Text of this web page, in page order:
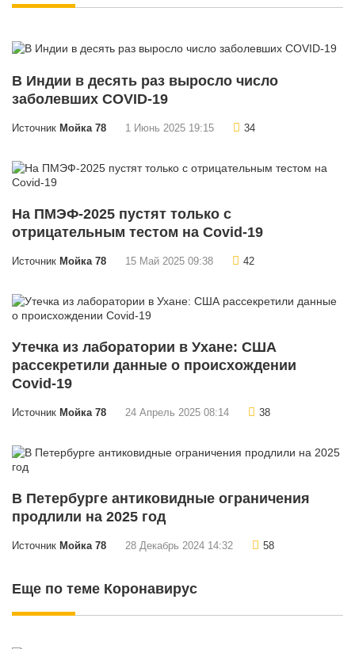
В Индии в десять раз выросло число
заболевших COVID-19
Источник Мойка 78 1 Июнь 2025 19:15 34
На ПМЭФ-2025 пустят только с
отрицательным тестом на Covid-19
Источник Мойка 78 15 Май 2025 09:38 42
Утечка из лаборатории в Ухане: США
рассекретили данные о происхождении
Covid-19
Источник Мойка 78 24 Апрель 2025 08:14 38
В Петербурге антиковидные ограничения
продлили на 2025 год
Источник Мойка 78 28 Декабрь 2024 14:32 58
Еще по теме Коронавирус